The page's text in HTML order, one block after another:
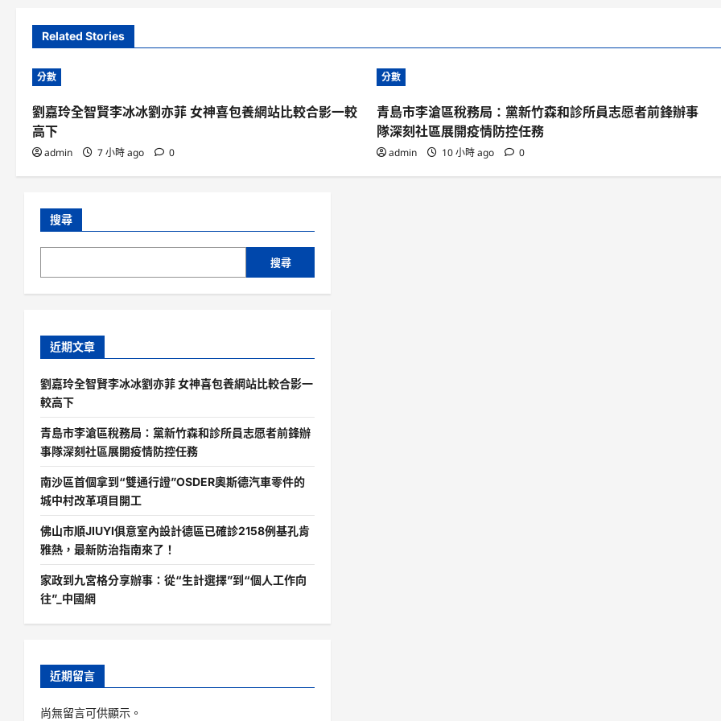
Related Stories
分數
劉嘉玲全智賢李冰冰劉亦菲 女神喜包養網站比較合影一較
高下
admin 7 小時 ago 0
分數
青島市李滄區稅務局：黨新竹森和診所員志愿者前鋒辦事
隊深刻社區展開疫情防控任務
admin 10 小時 ago 0
搜尋
搜尋
近期文章
劉嘉玲全智賢李冰冰劉亦菲 女神喜包養網站比較合影一
較高下
青島市李滄區稅務局：黨新竹森和診所員志愿者前鋒辦
事隊深刻社區展開疫情防控任務
南沙區首個拿到“雙通行證”OSDER奧斯德汽車零件的
城中村改革項目開工
佛山市順JIUYI俱意室內設計德區已確診2158例基孔肯
雅熱，最新防治指南來了！
家政到九宮格分享辦事：從“生計選擇”到“個人工作向
往”_中國網
近期留言
尚無留言可供顯示。